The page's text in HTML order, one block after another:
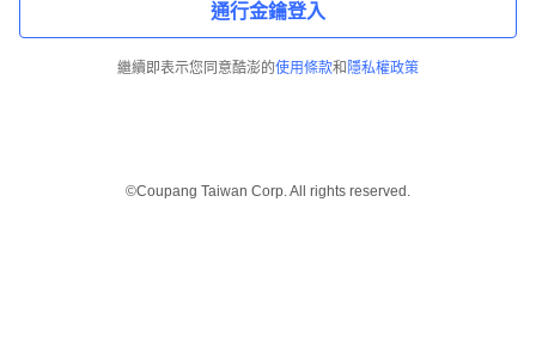
通行金鑰登入
繼續即表示您同意酷澎的使用條款和 隱私權政策
©Coupang Taiwan Corp. All rights reserved.